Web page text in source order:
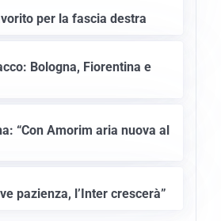
per la fascia destra
Bologna, Fiorentina e
“Con Amorim aria nuova al
pazienza, l’Inter crescerà”